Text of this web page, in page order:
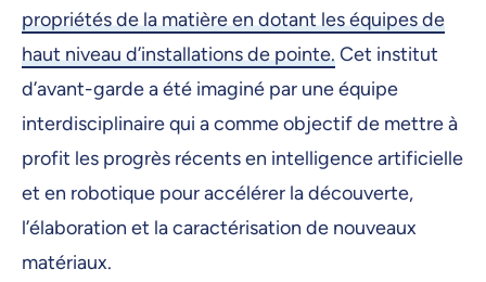
propriétés de la matière en dotant les équipes de
haut niveau d’installations de pointe. Cet institut
d’avant-garde a été imaginé par une équipe
interdisciplinaire qui a comme objectif de mettre à
profit les progrès récents en intelligence artificielle
et en robotique pour accélérer la découverte,
l’élaboration et la caractérisation de nouveaux
matériaux.